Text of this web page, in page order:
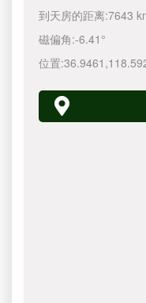
到天房的距离:7643
磁偏角:-6.41°
位置:36.9461 ,